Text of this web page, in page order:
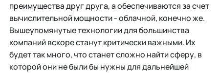
преимущества друг друга, а обеспечиваются за счет
вычислительной мощности - облачной, конечно же.
Вышеупомянутые технологии для большинства
компаний вскоре станут критически важными. Их
будет так много, что станет сложно найти сферу, в
которой они не были бы нужны для дальнейшей